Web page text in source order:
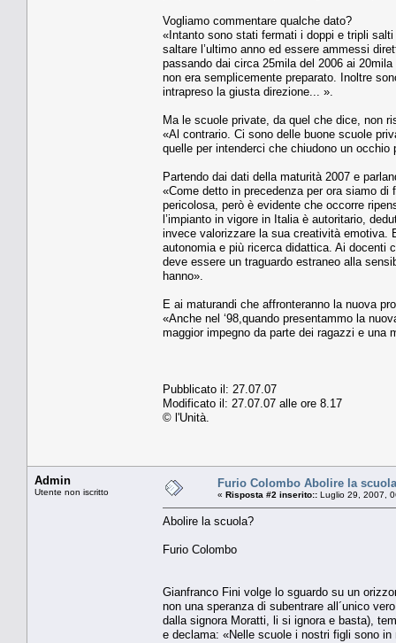
Vogliamo commentare qualche dato?
«Intanto sono stati fermati i doppi e tripli
saltare l’ultimo anno ed essere ammessi
passando dai circa 25mila del 2006 ai
non era semplicemente preparato. Inoltre
intrapreso la giusta direzione... ».
Ma le scuole private, da quel che dice, non
«Al contrario. Ci sono delle buone scuole
quelle per intenderci che chiudono un
Partendo dai dati della maturità 2007 e
«Come detto in precedenza per ora siamo
pericolosa, però è evidente che occorre
l’impianto in vigore in Italia è autoritario,
invece valorizzare la sua creatività emotiva.
autonomia e più ricerca didattica. Ai docenti
deve essere un traguardo estraneo alla
hanno».
E ai maturandi che affronteranno la nuova
«Anche nel ‘98,quando presentammo la
maggior impegno da parte dei ragazzi e una
Pubblicato il: 27.07.07
Modificato il: 27.07.07 alle ore 8.17
© l'Unità.
Admin
Utente non iscritto
Furio Colombo Abolire la
« Risposta #2 inserito:: Luglio 29, 2007,
Abolire la scuola?
Furio Colombo
Gianfranco Fini volge lo sguardo su un
non una speranza di subentrare all´unico
dalla signora Moratti, li si ignora e basta),
e declama: «Nelle scuole i nostri figli sono